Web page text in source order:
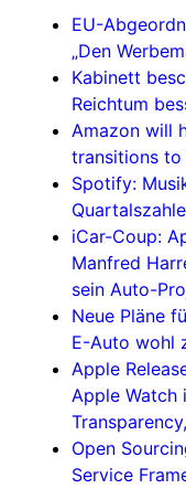
EU-
„Den
Kabinett
Reichtum
Amazon will
transitions
Spotify:
iCar-Coup:
Manfred
sein Auto-
Neue Pläne
E-Auto wohl
Apple
Apple Watch
Open
Service